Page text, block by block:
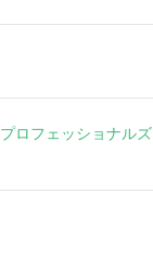
ロフェッショナルズ